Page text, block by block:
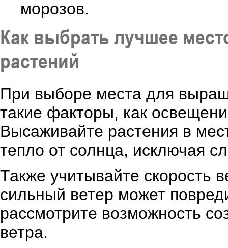
морозов.
Как выбрать лучшее
растений
При выборе места для
такие факторы, как
Высаживайте растения в
тепло от солнца, исключая
Также учитывайте скорость
сильный ветер может
рассмотрите возможность
ветра.